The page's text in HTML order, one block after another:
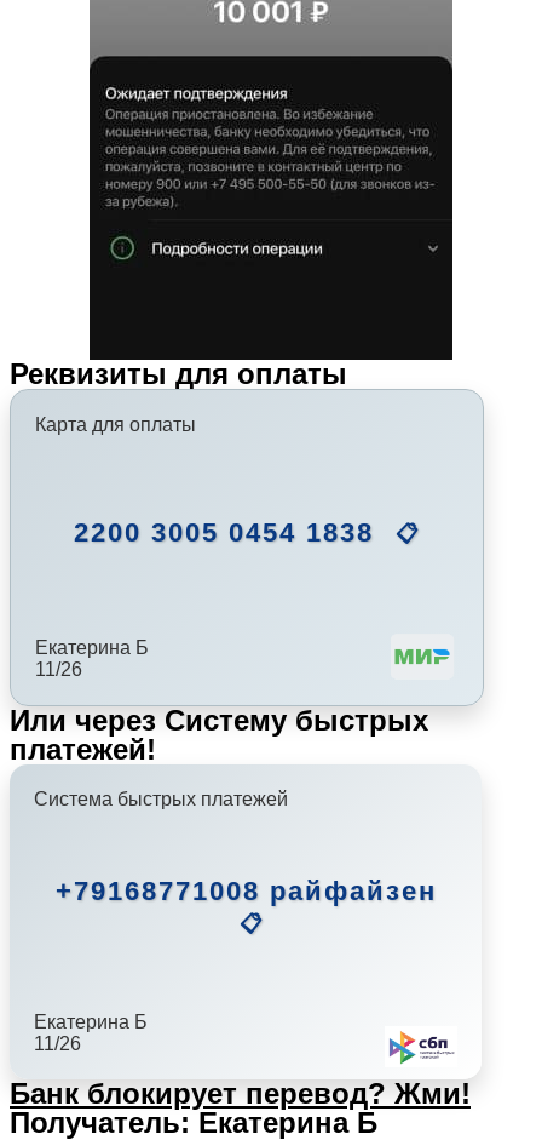
Реквизиты для оплаты
Карта для оплаты
2200 3005 0454 1838 📋
Екатерина Б
11/26
Или через Систему быстрых
платежей!
Система быстрых платежей
+79168771008 райфайзен
📋
Екатерина Б
11/26
Банк блокирует перевод? Жми!
Получатель: Екатерина Б